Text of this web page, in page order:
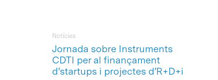
Jornada sobre Instruments
CDTI per al finançament
d’startups i projectes d’R+D+i
Notícies